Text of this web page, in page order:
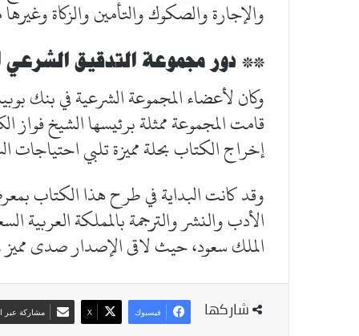
والإجارة والصكوك والتأمين والزكاة
** دور مجموعة التدقيق الشرعي
وكان لأعضاء المجموعة الشرعية في بنك
قامت المجموعة ممثلة برئيسها الشيخ
إخراج الكتاب بحلة مميزة تلبي احتياجات
الأدب والنشر والترجمة بالمملكة
الملك سعود، حيث لاقى الإصدار صدى
شاركها فيسبوك ‫X مشاركة عبر